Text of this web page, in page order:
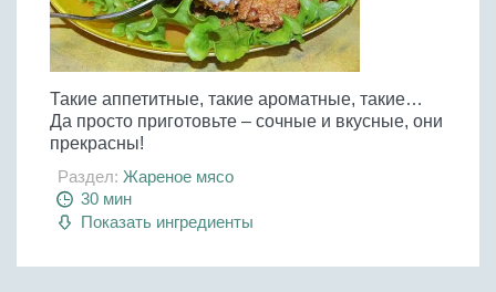
Такие аппетитные, такие ароматные, такие…
Да просто приготовьте – сочные и вкусные, они
прекрасны!
Раздел: Жареное мясо
30 мин
Показать ингредиенты